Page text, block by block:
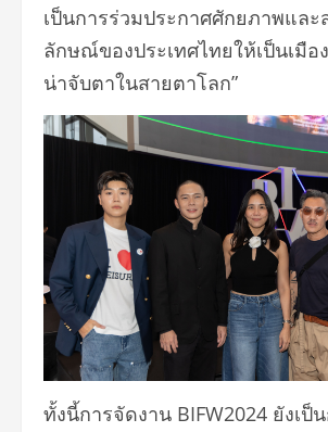
เป็นการร่วมประกาศศักยภาพและ
ลักษณ์ของประเทศไทยให้เป็นเมื
น่าจับตาในสายตาโลก”
ทั้งนี้การจัดงาน BIFW2024 ยังเป็